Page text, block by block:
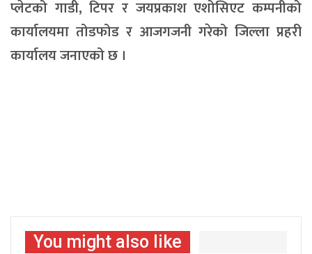
प्लेटको गाडी, टिपर र जयप्रकाश एशोसिएट कम्पनीको
कार्यालयमा तोडफोड र आजगजनी गरेको जिल्ला प्रहरी
कार्यालय जनाएको छ ।
You might also like